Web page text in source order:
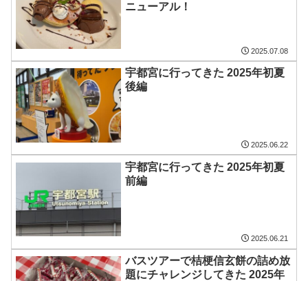
ニューアル！
2025.07.08
宇都宮に行ってきた 2025年初夏
後編
2025.06.22
宇都宮に行ってきた 2025年初夏
前編
2025.06.21
バスツアーで桔梗信玄餅の詰め放
題にチャレンジしてきた 2025年